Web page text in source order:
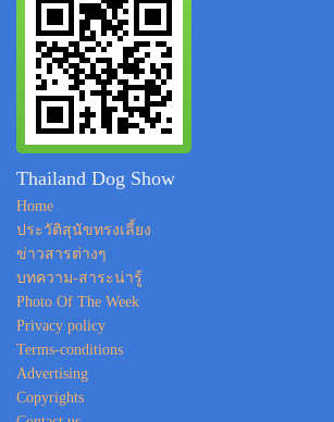
Thailand Dog Show
Home
ประวัติสุนัขทรงเลี้ยง
ข่าวสารต่างๆ
บทความ-สาระน่ารู้
Photo Of The Week
Privacy policy
Terms-conditions
Advertising
Copyrights